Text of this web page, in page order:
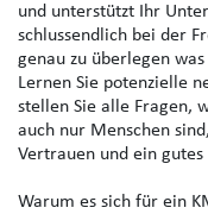
und unterstützt Ihr
schlussendlich bei der
genau zu überlegen
Lernen Sie potenzielle
stellen Sie alle Fragen,
auch nur Menschen
Vertrauen und ein
Warum es sich für ein